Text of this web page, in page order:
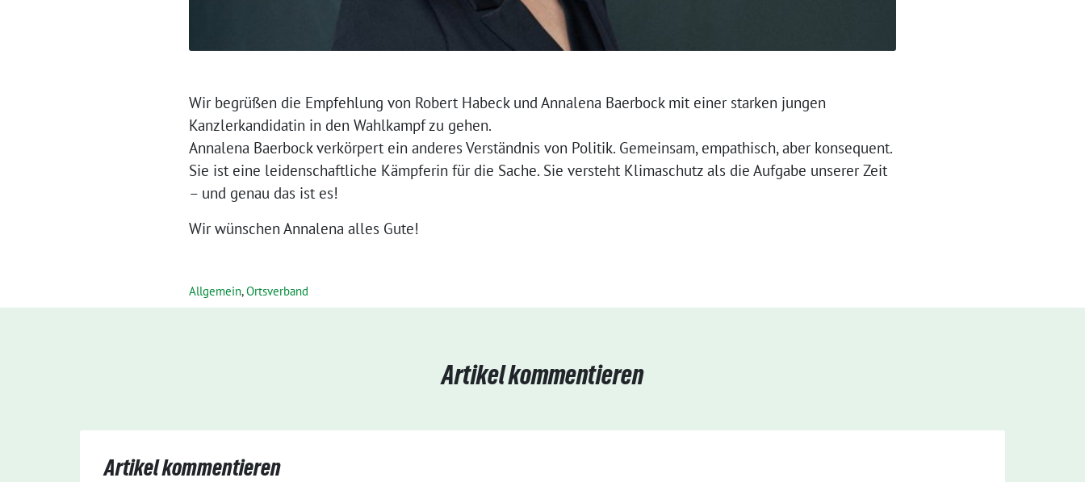
Wir begrüßen die Empfehlung von Robert Habeck und Annalena Baerbock mit einer starken jungen
Kanzlerkandidatin in den Wahlkampf zu gehen.
Annalena Baerbock verkörpert ein anderes Verständnis von Politik. Gemeinsam, empathisch, aber konsequent.
Sie ist eine leidenschaftliche Kämpferin für die Sache. Sie versteht Klimaschutz als die Aufgabe unserer Zeit
– und genau das ist es!
Wir wünschen Annalena alles Gute!
Allgemein,Ortsverband
Artikel kommentieren
Artikel kommentieren